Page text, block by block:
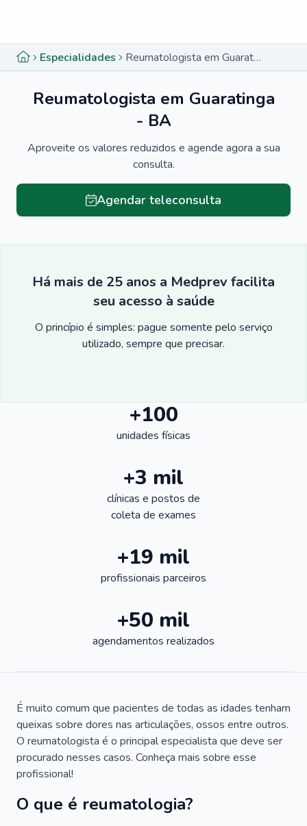
Especialidades Reumatologista em Guaratinga - BA
Reumatologista em Guaratinga
- BA
Aproveite os valores reduzidos e agende agora a sua
consulta.
Agendar teleconsulta
Há mais de 25 anos a Medprev facilita
seu acesso à saúde
O princípio é simples: pague somente pelo serviço
utilizado, sempre que precisar.
+100
unidades físicas
+3 mil
clínicas e postos de
coleta de exames
+19 mil
profissionais parceiros
+50 mil
agendamentos realizados
É muito comum que pacientes de todas as idades tenham
queixas sobre dores nas articulações, ossos entre outros.
O reumatologista é o principal especialista que deve ser
procurado nesses casos. Conheça mais sobre esse
profissional!
O que é reumatologia?